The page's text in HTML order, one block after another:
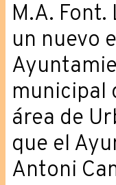
M.A.
un nuevo
municipal
área de
que el
Antoni